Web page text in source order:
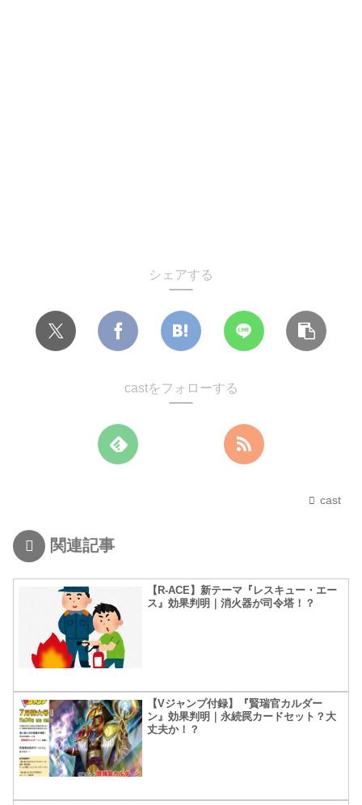
シェアする
castをフォローする
cast
関連記事
【R-ACE】新テーマ『レスキュー・エー
ス』効果判明｜消火器が司令塔！？
【Vジャンプ付録】『賢瑞官カルダー
ン』効果判明｜永続罠カードセット？大
丈夫か！？